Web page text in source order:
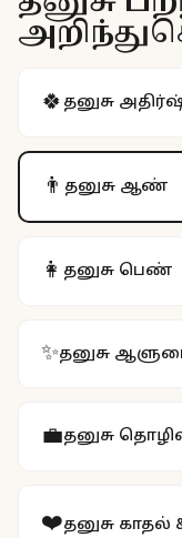
🍀 தனுசு
👨 தனுசு ஆண்
👩 தனுசு பெண்
✨தனுசு
💼தனுசு
❤️தனுசு காதல்